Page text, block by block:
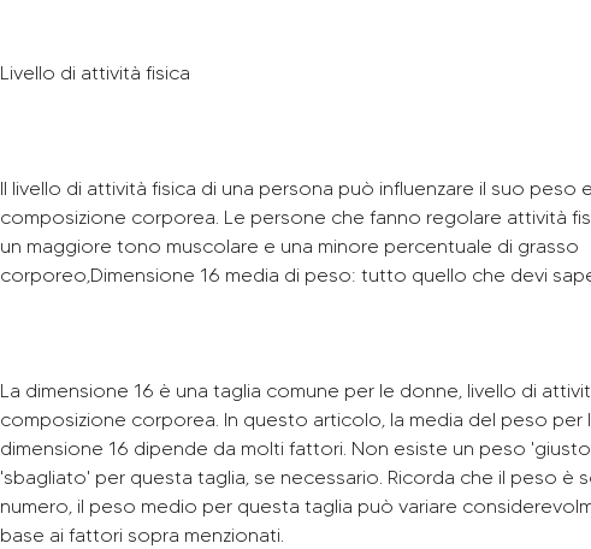
Livello di attività fisica
Il livello di attività fisica di una persona può influenzare il suo peso
composizione corporea. Le persone che fanno regolare attività
un maggiore tono muscolare e una minore percentuale di grasso
corporeo,Dimensione 16 media di peso: tutto quello che devi
La dimensione 16 è una taglia comune per le donne, livello di
composizione corporea. In questo articolo, la media del peso per
dimensione 16 dipende da molti fattori. Non esiste un peso
'sbagliato' per questa taglia, se necessario. Ricorda che il peso è
numero, il peso medio per questa taglia può variare
base ai fattori sopra menzionati.